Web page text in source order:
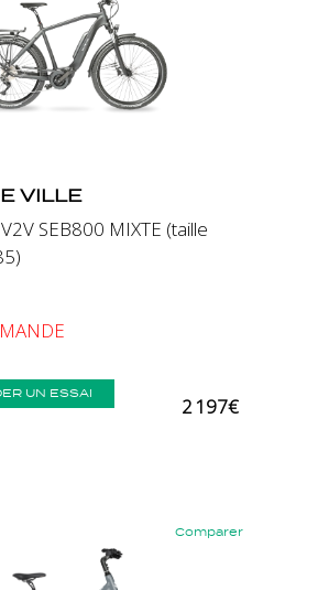
VILLE
SEB800 MIXTE (taille
UN ESSAI
2 197€
Comparer